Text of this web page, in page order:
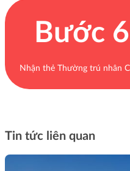
Bước 6
Nhận thẻ Thường trú nhân
Tin tức liên quan